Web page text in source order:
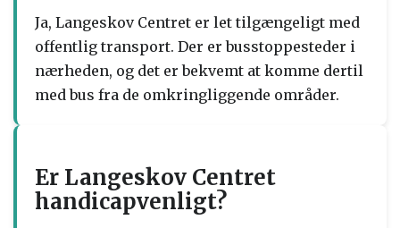
Ja, Langeskov Centret er let tilgængeligt med
offentlig transport. Der er busstoppesteder i
nærheden, og det er bekvemt at komme dertil
med bus fra de omkringliggende områder.
Er Langeskov Centret
handicapvenligt?